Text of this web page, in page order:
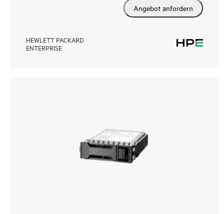
Angebot anfordern
HEWLETT PACKARD
ENTERPRISE